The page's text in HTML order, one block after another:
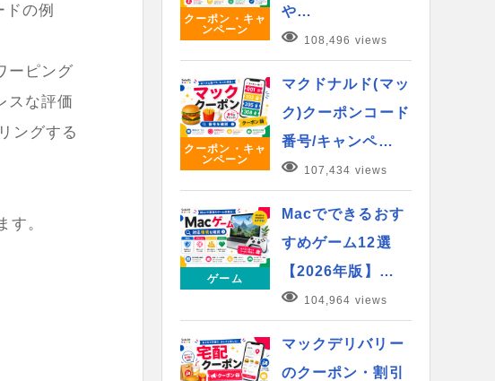
の例
ーピング
スな評価
ングする
す。
クーポン・キャ
ンペーン
や…
108,496 views
クーポン・キャ
ンペーン
マクドナルド(マッ
ク)クーポンコード
番号/キャンペ…
107,434 views
ゲーム
Macでできるおす
すめゲーム12選
【2026年版】…
104,964 views
マックデリバリー
のクーポン・割引